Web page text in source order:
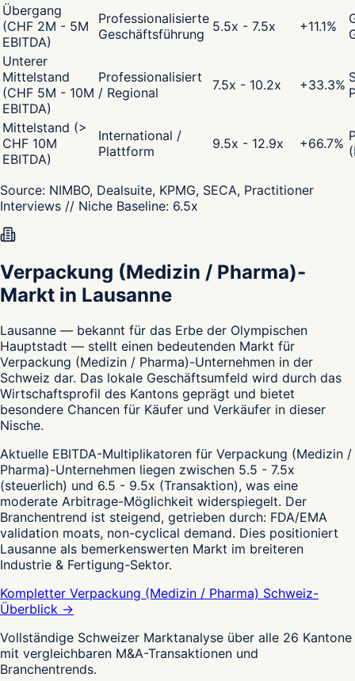
Übergang
(CHF 2M - 5M
EBITDA)
Professionalisierte
Geschäftsführung 5.5x - 7.5x +11.1%
Unterer
Mittelstand
(CHF 5M - 10M
EBITDA)
Professionalisiert
/ Regional
7.5x - 10.2x +33.3%
Mittelstand (>
CHF 10M
EBITDA)
International /
Plattform
9.5x - 12.9x +66.7%
Source: NIMBO, Dealsuite, KPMG, SECA, Practitioner
Interviews // Niche Baseline: 6.5x
Verpackung (Medizin / Pharma)-
Markt in Lausanne
Lausanne — bekannt für das Erbe der Olympischen
Hauptstadt — stellt einen bedeutenden Markt für
Verpackung (Medizin / Pharma)-Unternehmen in der
Schweiz dar. Das lokale Geschäftsumfeld wird durch das
Wirtschaftsprofil des Kantons geprägt und bietet
besondere Chancen für Käufer und Verkäufer in dieser
Nische.
Aktuelle EBITDA-Multiplikatoren für Verpackung (Medizin /
Pharma)-Unternehmen liegen zwischen 5.5 - 7.5x
(steuerlich) und 6.5 - 9.5x (Transaktion), was eine
moderate Arbitrage-Möglichkeit widerspiegelt. Der
Branchentrend ist steigend, getrieben durch: FDA/EMA
validation moats, non-cyclical demand. Dies positioniert
Lausanne als bemerkenswerten Markt im breiteren
Industrie & Fertigung-Sektor.
Kompletter Verpackung (Medizin / Pharma) Schweiz-
Überblick →
Vollständige Schweizer Marktanalyse über alle 26 Kantone
mit vergleichbaren M&A-Transaktionen und
Branchentrends.